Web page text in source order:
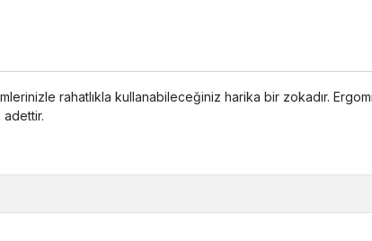
rahatlıkla kullanabileceğiniz harika bir zokadır.
adettir.